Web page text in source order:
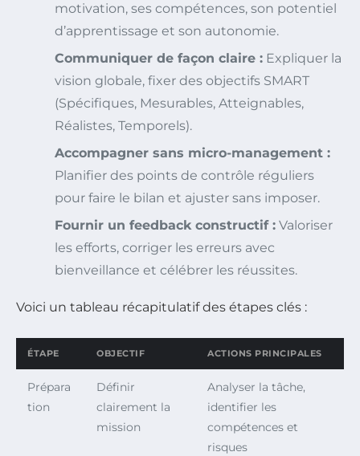
motivation, ses compétences, son potentiel
d’apprentissage et son autonomie.
Communiquer de façon claire : Expliquer la
vision globale, fixer des objectifs SMART
(Spécifiques, Mesurables, Atteignables,
Réalistes, Temporels).
Accompagner sans micro-management :
Planifier des points de contrôle réguliers
pour faire le bilan et ajuster sans imposer.
Fournir un feedback constructif : Valoriser
les efforts, corriger les erreurs avec
bienveillance et célébrer les réussites.
Voici un tableau récapitulatif des étapes clés :
ÉTAPE OBJECTIF ACTIONS PRINCIPALES
Prépara
tion
Définir
clairement la
mission
Analyser la tâche,
identifier les
compétences et
risques